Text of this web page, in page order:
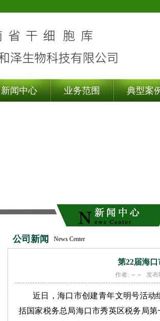
新闻中心 业务范围 典型案
公司新闻 News Center
第22届海
作者: －－ 发布
近日，海口市创建青年文明号活
括国家税务总局海口市秀英区税务局